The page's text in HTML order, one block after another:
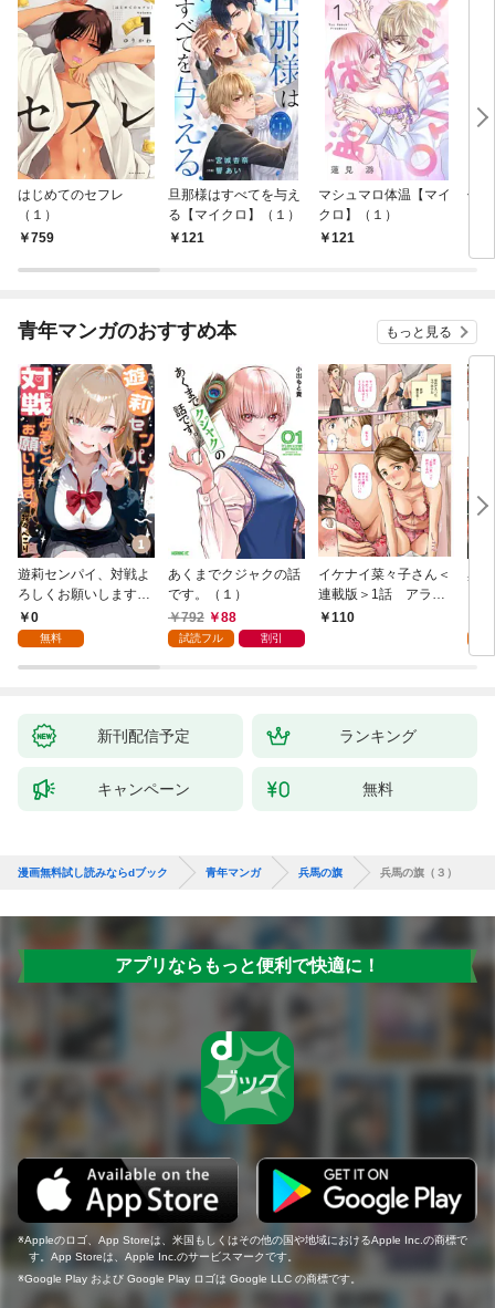
はじめてのセフレ
（１）
759
旦那様はすべてを与え
る【マイクロ】（１）
121
マシュマロ体温【マイ
クロ】（１）
121
信
青年マンガのおすすめ本 もっと見る
遊莉センパイ、対戦よ
ろしくお願いします。
1 0
無料
あくまでクジャクの話
です。（１）
792
88
試読フル 割引
イケナイ菜々子さん＜
連載版＞1話 アラフ
ォー女神と初体験
110
異
新刊配信予定 ランキング
キャンペーン 無料
漫画無料試し読みならdブック 青年マンガ 兵馬の旗 兵馬の旗（３）
アプリならもっと便利で快適に！
Appleのロゴ、App Storeは、米国もしくはその他の国や地域におけるApple Inc.の商標で
す。App Storeは、Apple Inc.のサービスマークです。
Google Play および Google Play ロゴは Google LLC の商標です。